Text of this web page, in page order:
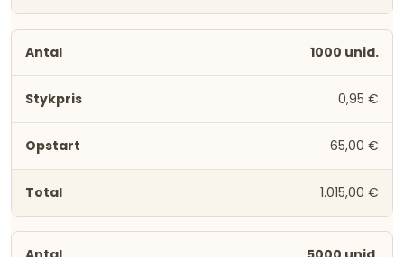
1000 unid.
0,95 €
65,00 €
1.015,00 €